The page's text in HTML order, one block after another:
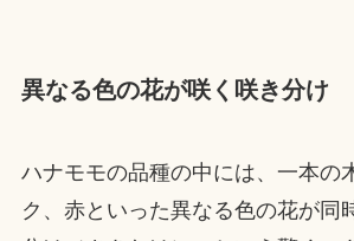
異なる色の花が咲く咲き分け
ハナモモの品種の中には、一本の
ク、赤といった異なる色の花が同